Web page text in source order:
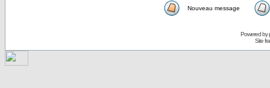
Nouveau message
Powered by
Site